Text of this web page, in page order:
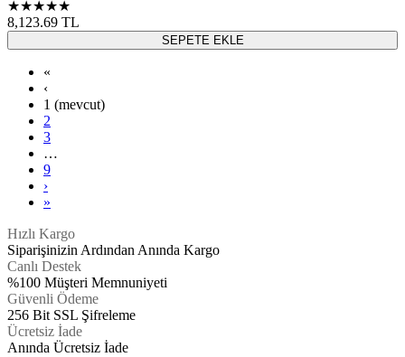
★★★★★
8,123.69 TL
SEPETE EKLE
«
‹
1 (mevcut)
2
3
…
9
›
»
Hızlı Kargo
Siparişinizin Ardından Anında Kargo
Canlı Destek
%100 Müşteri Memnuniyeti
Güvenli Ödeme
256 Bit SSL Şifreleme
Ücretsiz İade
Anında Ücretsiz İade